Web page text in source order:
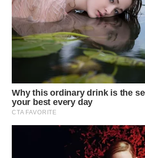
WN
PRIANGAN
TIMUR
WN
SOLO